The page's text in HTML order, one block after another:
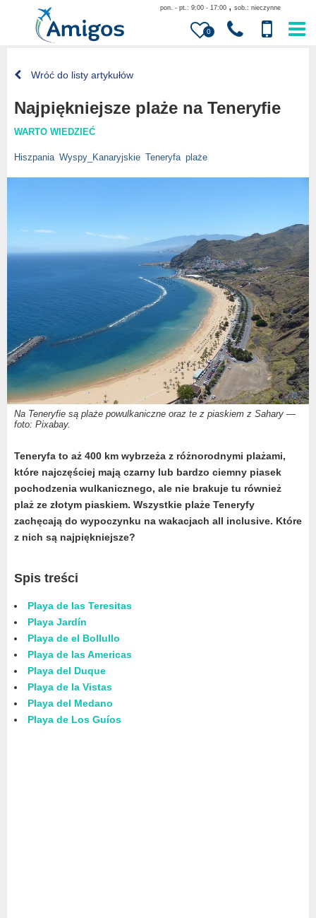
0
pon. - pt.: 9:00 - 17:00 , sob.: nieczynne
Wróć do listy artykułów
Najpiękniejsze plaże na Teneryfie
WARTO WIEDZIEĆ
Hiszpania Wyspy_Kanaryjskie Teneryfa plaże
Na Teneryfie są plaże powulkaniczne oraz te z piaskiem z Sahary —
foto: Pixabay.
Teneryfa to aż 400 km wybrzeża z różnorodnymi plażami,
które najczęściej mają czarny lub bardzo ciemny piasek
pochodzenia wulkanicznego, ale nie brakuje tu również
plaż ze złotym piaskiem. Wszystkie plaże Teneryfy
zachęcają do wypoczynku na wakacjach all inclusive. Które
z nich są najpiękniejsze?
Spis treści
Playa de las Teresitas
Playa Jardín
Playa de el Bollullo
Playa de las Americas
Playa del Duque
Playa de la Vistas
Playa del Medano
Playa de Los Guíos